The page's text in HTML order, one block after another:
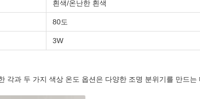
흰색/온난한 흰색
80도
3W
과 두 가지 색상 온도 옵션은 다양한 조명 분위기를 만드는